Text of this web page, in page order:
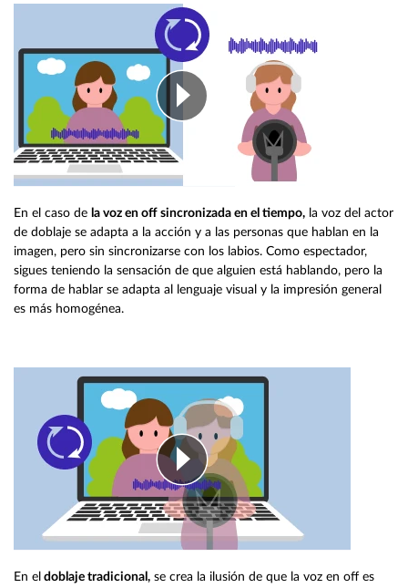
En el caso de la voz en off sincronizada en el tiempo, la voz del actor
de doblaje se adapta a la acción y a las personas que hablan en la
imagen, pero sin sincronizarse con los labios. Como espectador,
sigues teniendo la sensación de que alguien está hablando, pero la
forma de hablar se adapta al lenguaje visual y la impresión general
es más homogénea.
En el doblaje tradicional, se crea la ilusión de que la voz en off es